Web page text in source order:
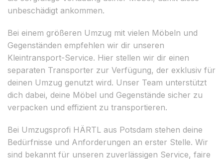
unbeschädigt ankommen.
Bei einem größeren Umzug mit vielen Möbeln und
Gegenständen empfehlen wir dir unseren
Kleintransport-Service. Hier stellen wir dir einen
separaten Transporter zur Verfügung, der exklusiv für
deinen Umzug genutzt wird. Unser Team unterstützt
dich dabei, deine Möbel und Gegenstände sicher zu
verpacken und effizient zu transportieren.
Bei Umzugsprofi HÄRTL aus Potsdam stehen deine
Bedürfnisse und Anforderungen an erster Stelle. Wir
sind bekannt für unseren zuverlässigen Service, faire